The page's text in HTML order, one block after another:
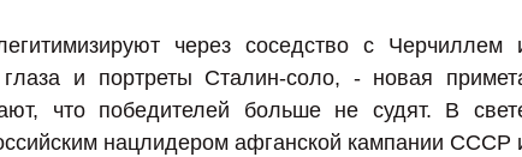
через соседство с Черчиллем
и портреты Сталин-соло, - новая
что победителей больше не судят. В
нацлидером афганской кампании СССР